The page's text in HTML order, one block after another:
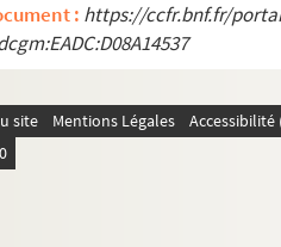
S. Nicolai episcopi
vo. S. Ambrosii episcopi
S. Waningi
Flavii Josephi Antiquitatum
: https://ccfr.bnf.fr/
site Mentions Légales